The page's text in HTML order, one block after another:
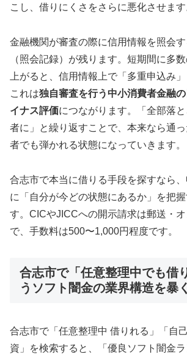
こし、借りにくさをさらに悪化させます
金融機関が審査の際に信用情報を照会
（照会記録）が残ります。短期間に多
上がると、信用情報上で「多重申込み
これは独自審査を行う中小消費者金融
イナス評価につながります。「全部落
者に」と繰り返すことで、本来なら通
者でも弾かれる状態になっていきます。
合志市で本当に借りる手段を探すなら
に「自分が今どの状態にあるか」を把
す。CICやJICCへの開示請求は郵送・
で、手数料は500〜1,000円程度です。
合志市で「任意整理中でも借
うソフト闇金の業界構造を暴く
合志市で「任意整理中 借りれる」「自
資」を検索すると、「優良ソフト闇金